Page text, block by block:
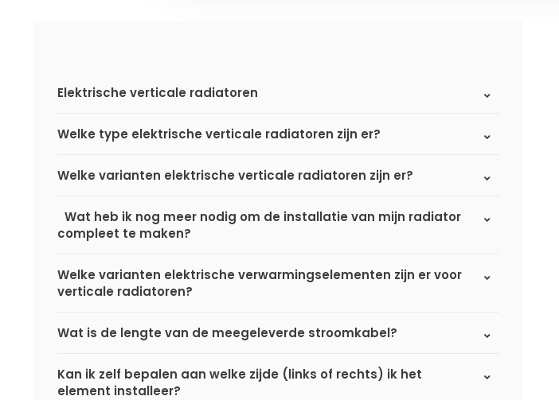
Elektrische verticale radiatoren
Welke type elektrische verticale radiatoren zijn er?
Welke varianten elektrische verticale radiatoren zijn er?
Wat heb ik nog meer nodig om de installatie van mijn radiator
compleet te maken?
Welke varianten elektrische verwarmingselementen zijn er voor
verticale radiatoren?
Wat is de lengte van de meegeleverde stroomkabel?
Kan ik zelf bepalen aan welke zijde (links of rechts) ik het
element installeer?